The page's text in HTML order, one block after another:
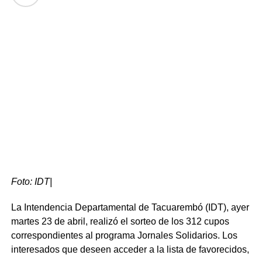
Foto: IDT|
La Intendencia Departamental de Tacuarembó (IDT), ayer
martes 23 de abril, realizó el sorteo de los 312 cupos
correspondientes al programa Jornales Solidarios. Los
interesados que deseen acceder a la lista de favorecidos,